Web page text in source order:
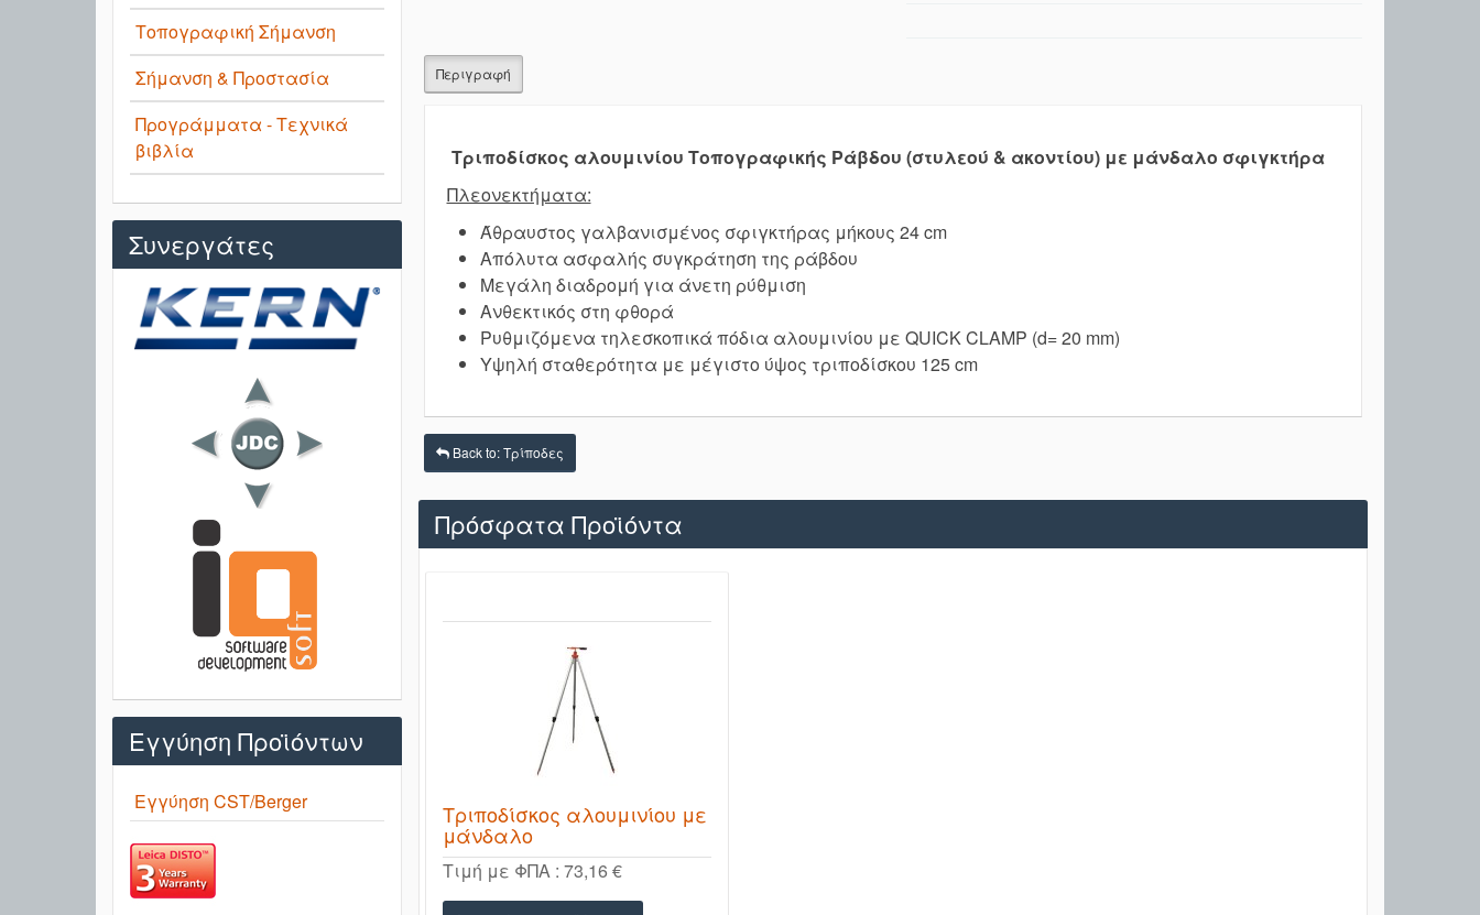
Περιγραφή
Τριποδίσκος αλουμινίου Τοπογραφικής Ράβδου (στυλεού & ακοντίου) με μάνδαλο σφιγκτήρα
Πλεονεκτήματα:
Άθραυστος γαλβανισμένος σφιγκτήρας μήκους 24 cm
Απόλυτα ασφαλής συγκράτηση της ράβδου
Μεγάλη διαδρομή για άνετη ρύθμιση
Ανθεκτικός στη φθορά
Ρυθμιζόμενα τηλεσκοπικά πόδια αλουμινίου με QUICK CLAMP (d= 20 mm)
Υψηλή σταθερότητα με μέγιστο ύψος τριποδίσκου 125 cm
Back to: Τρίποδες
Πρόσφατα Προϊόντα
Τριποδίσκος αλουμινίου με
μάνδαλο
Τιμή με ΦΠΑ : 73,16 €
Τοπογραφική Σήμανση
Σήμανση & Προστασία
Προγράμματα - Τεχνικά
βιβλία
Συνεργάτες
Εγγύηση Προϊόντων
Εγγύηση CST/Berger